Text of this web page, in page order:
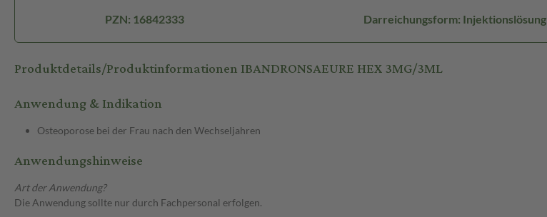
PZN: 16842333 Darreichungsform: Injektionslösung
Produktdetails/Produktinformationen IBANDRONSAEURE HEX 3MG/3ML
Anwendung & Indikation
Osteoporose bei der Frau nach den Wechseljahren
Anwendungshinweise
Art der Anwendung?
Die Anwendung sollte nur durch Fachpersonal erfolgen.